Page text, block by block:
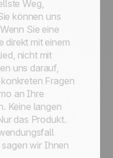
Weg,
können uns
Sie eine
direkt mit einem
nicht mit
uns darauf,
Fragen
an Ihre
Keine langen
das Produkt.
wir Ihnen